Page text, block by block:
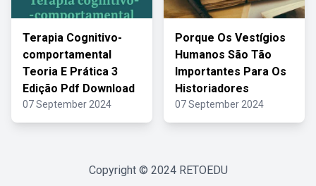
Terapia Cognitivo-
comportamental
Teoria E Prática 3
Edição Pdf Download
07 September 2024
Porque Os Vestígios
Humanos São Tão
Importantes Para Os
Historiadores
07 September 2024
Copyright © 2024 RETOEDU